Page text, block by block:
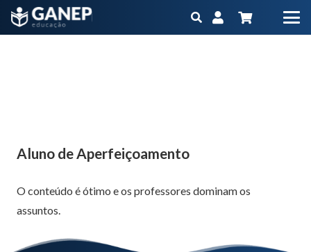
Aluno de Aperfeiçoamento
O conteúdo é ótimo e os professores dominam os
assuntos.